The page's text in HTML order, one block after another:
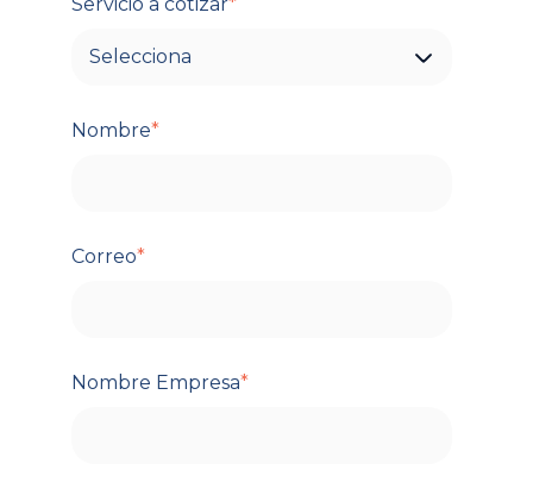
Nombre*
Correo*
Nombre Empresa*